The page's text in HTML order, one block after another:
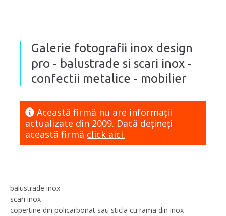
Galerie fotografii inox design
pro - balustrade si scari inox -
confectii metalice - mobilier
Această firmă nu are informaţii
actualizate din 2009. Dacă dețineți
această firmă click aici.
balustrade inox
scari inox
copertine din policarbonat sau sticla cu rama din inox